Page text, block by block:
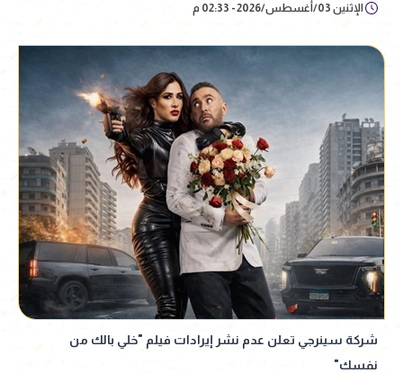
الإثنين 03/أغسطس/2026 - 02:33 م
شركة سينرجي تعلن عدم نشر إيرادات فيلم "خلي بالك من
نفسك"